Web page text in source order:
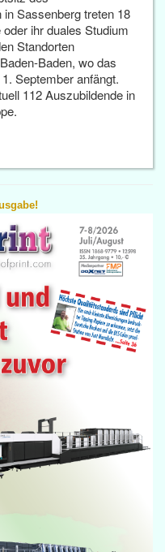
Sassenberg treten 18
ihr duales Studium
Standorten
Baden, wo das
September anfängt.
112 Auszubildende in